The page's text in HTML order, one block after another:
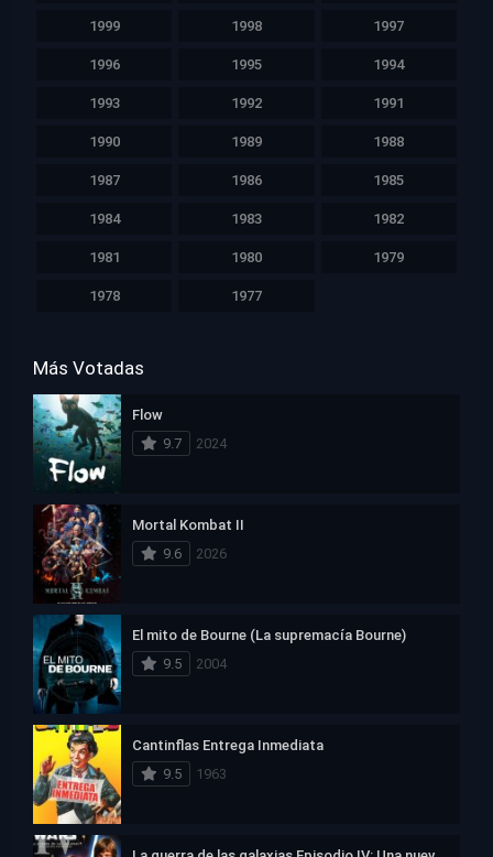
1999 1998 1997
1996 1995 1994
1993 1992 1991
1990 1989 1988
1987 1986 1985
1984 1983 1982
1981 1980 1979
1978 1977
Más Votadas
Flow
9.7
2024
Mortal Kombat II
9.6
2026
El mito de Bourne (La supremacía Bourne)
9.5
2004
Cantinflas Entrega Inmediata
9.5
1963